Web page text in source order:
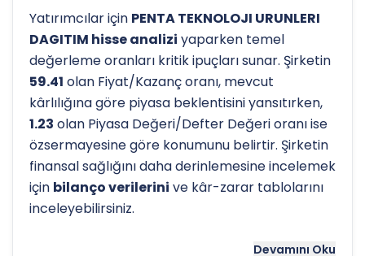
Yatırımcılar için PENTA TEKNOLOJI URUNLERI
DAGITIM hisse analizi yaparken temel
değerleme oranları kritik ipuçları sunar. Şirketin
59.41 olan Fiyat/Kazanç oranı, mevcut
kârlılığına göre piyasa beklentisini yansıtırken,
1.23 olan Piyasa Değeri/Defter Değeri oranı ise
özsermayesine göre konumunu belirtir. Şirketin
finansal sağlığını daha derinlemesine incelemek
için bilanço verilerini ve kâr-zarar tablolarını
inceleyebilirsiniz.
Hissenin uzun vadeli trendini ve potansiyelDevamını Oku